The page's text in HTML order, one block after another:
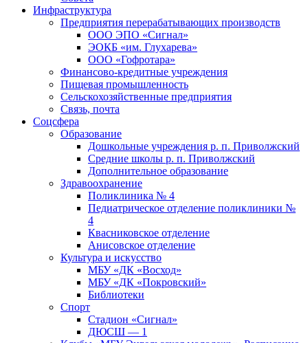
Инфраструктура
Предприятия перерабатывающих производств
ООО ЭПО «Сигнал»
ЭОКБ «им. Глухарева»
ООО «Гофротара»
Финансово-кредитные учреждения
Пищевая промышленность
Сельскохозяйственные предприятия
Связь, почта
Соцсфера
Образование
Дошкольные учреждения р. п. Приволжский
Средние школы р. п. Приволжский
Дополнительное образование
Здравоохранение
Поликлиника № 4
Педиатрическое отделение поликлиники №
4
Квасниковское отделение
Анисовское отделение
Культура и искусство
МБУ «ДК «Восход»
МБУ «ДК «Покровский»
Библиотеки
Спорт
Стадион «Сигнал»
ДЮСШ — 1